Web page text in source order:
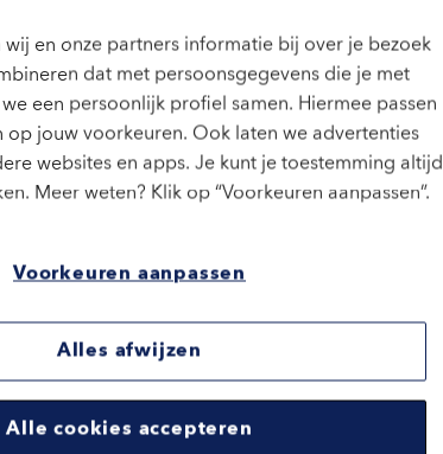
de wet- en
ziek
jij inzicht
om
je met deze
Dat is
situatie
We komen
wij en onze partners informatie bij over je bezoek
dat met persoonsgegevens die je met
een persoonlijk profiel samen. Hiermee passen
op jouw voorkeuren. Ook laten we advertenties
websites en apps. Je kunt je toestemming altijd
Meer weten? Klik op “Voorkeuren aanpassen”.
Voorkeuren aanpassen
Alles afwijzen
Alle cookies accepteren